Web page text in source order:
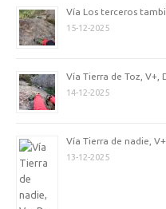
Vía Los terceros
15-12-2025
Vía Tierra de Toz, V+,
14-12-2025
Vía Tierra de nadie,
13-12-2025